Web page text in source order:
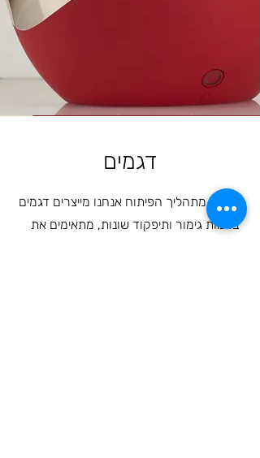
דגמים
כחלק מתהליך הפיתוח אנחנו מייצרים דגמים
ברמות גימור ותיפקוד שונות, מתאימים את